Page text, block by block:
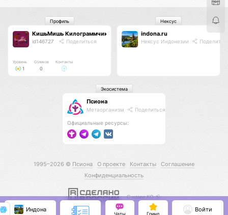
КишьМишь Килограммчик
id146727 Поделиться
Уровень
1
Соликов
0
Контакты
Профиль
indona.ru
Нексус Индонезии
Нексус
Псиона
Метаорганизм Поделиться
Официальные ресурсы:
Экосистема
1995–2026 © Псиона О проекте Контакты
Соглашение
Конфиденциальность
С нами КО 🕉️
Индона
Чаты Гринд
Войти